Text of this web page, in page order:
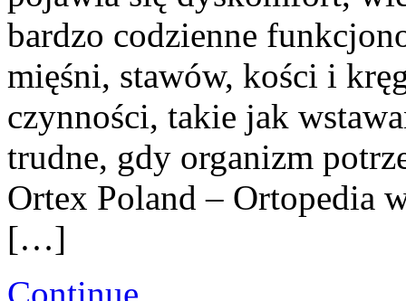
bardzo codzienne
mięśni, stawów, kości i
czynności, takie jak
trudne, gdy organizm
Ortex Poland – Ortopedia
[…]
Continue